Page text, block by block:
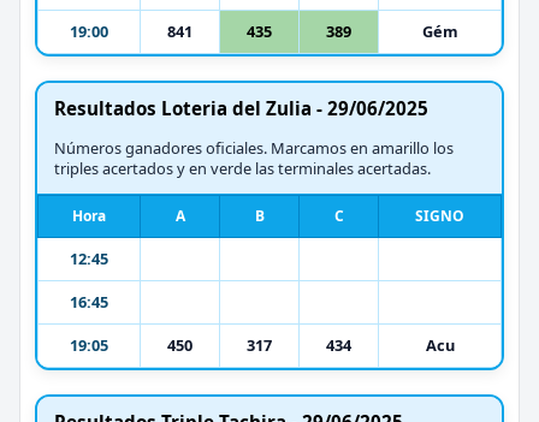
19:00
841 435 389 Gém
Resultados Loteria del Zulia - 29/06/2025
Números ganadores oficiales. Marcamos en amarillo los
triples acertados y en verde las terminales acertadas.
Hora A B C SIGNO
12:45
16:45
19:05
450 317 434 Acu